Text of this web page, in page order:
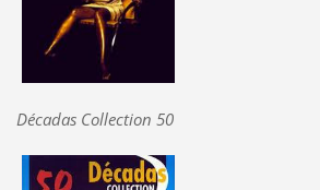
Décadas Collection 50